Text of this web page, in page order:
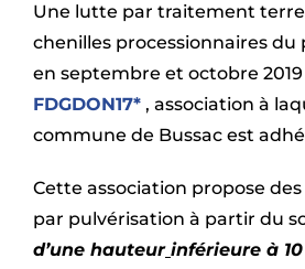
Une lutte par traitement
chenilles processionnaires du
en septembre et octobre
FDGDON17* , association à
commune de Bussac est
Cette association propose
par pulvérisation à partir du
d’une hauteur inférieure à